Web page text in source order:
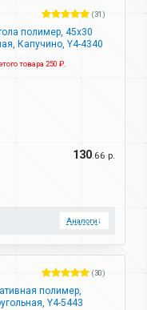
(31)
полимер, 45х30
Капучино, Y4-4340
товара 250 ₽.
130 .66 р.
Аналоги↓
(30)
полимер,
Y4-5443